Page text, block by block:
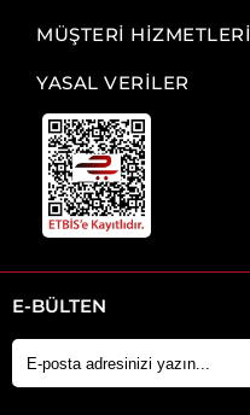
MÜŞTERİ HİZMETLERİ
YASAL VERİLER
E-BÜLTEN